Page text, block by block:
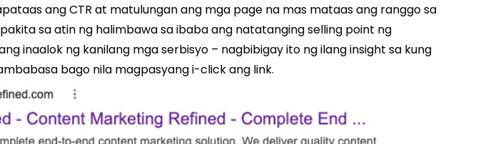
ang CTR at matulungan ang mga page na mas mataas ang ranggo sa
sa atin ng halimbawa sa ibaba ang natatanging selling point ng
inaalok ng kanilang mga serbisyo – nagbibigay ito ng ilang insight sa kung
bago nila magpasyang i-click ang link.